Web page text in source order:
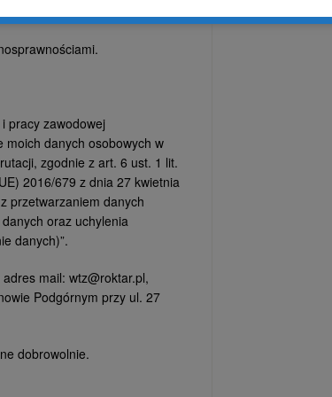
pracy zawodowej
moich danych osobowych w
zgodnie z art. 6 ust. 1 lit.
2016/679 z dnia 27 kwietnia
przetwarzaniem danych
oraz uchylenia
danych)”.
mail: wtz@roktar.pl,
Podgórnym przy ul. 27
dobrowolnie.